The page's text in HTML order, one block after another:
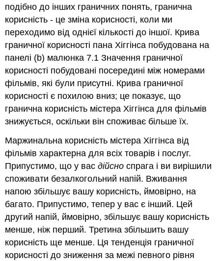
подібно до інших граничних понять, гранична
корисність - це зміна корисності, коли ми
переходимо від однієї кількості до іншої. Крива
граничної корисності пана Хіггінса побудована на
панелі (b) малюнка 7.1 Значення граничної
корисності побудовані посередині між номерами
фільмів, які були присутні. Крива граничної
корисності є похилою вниз; це показує, що
гранична корисність містера Хіггінса для фільмів
знижується, оскільки він споживає більше їх.
Маржинальна корисність містера Хіггінса від
фільмів характерна для всіх товарів і послуг.
Припустимо, що у васдійсно спрага і ви вирішили
споживати безалкогольний напій. Вживання
напою збільшує вашу корисність, ймовірно, на
багато. Припустимо, тепер у вас є інший. Цей
другий напій, ймовірно, збільшує вашу корисність
менше, ніж перший. Третина збільшить вашу
корисність ще менше. Ця тенденція граничної
корисності до зниження за межі певного рівня